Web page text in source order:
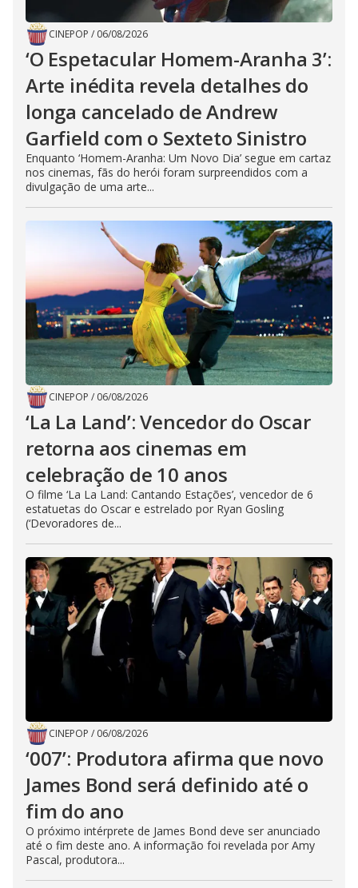
CINEPOP / 06/08/2026
‘O Espetacular Homem-Aranha 3’:
Arte inédita revela detalhes do
longa cancelado de Andrew
Garfield com o Sexteto Sinistro
Enquanto ‘Homem-Aranha: Um Novo Dia’ segue em cartaz
nos cinemas, fãs do herói foram surpreendidos com a
divulgação de uma arte...
CINEPOP / 06/08/2026
‘La La Land’: Vencedor do Oscar
retorna aos cinemas em
celebração de 10 anos
O filme ‘La La Land: Cantando Estações’, vencedor de 6
estatuetas do Oscar e estrelado por Ryan Gosling
(‘Devoradores de...
CINEPOP / 06/08/2026
‘007’: Produtora afirma que novo
James Bond será definido até o
fim do ano
O próximo intérprete de James Bond deve ser anunciado
até o fim deste ano. A informação foi revelada por Amy
Pascal, produtora...